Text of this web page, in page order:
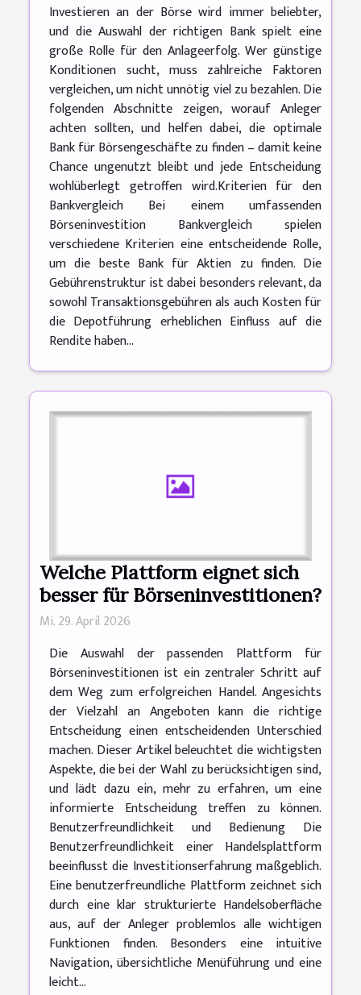
Investieren an der Börse wird immer beliebter,
und die Auswahl der richtigen Bank spielt eine
große Rolle für den Anlageerfolg. Wer günstige
Konditionen sucht, muss zahlreiche Faktoren
vergleichen, um nicht unnötig viel zu bezahlen. Die
folgenden Abschnitte zeigen, worauf Anleger
achten sollten, und helfen dabei, die optimale
Bank für Börsengeschäfte zu finden – damit keine
Chance ungenutzt bleibt und jede Entscheidung
wohlüberlegt getroffen wird.Kriterien für den
Bankvergleich Bei einem umfassenden
Börseninvestition Bankvergleich spielen
verschiedene Kriterien eine entscheidende Rolle,
um die beste Bank für Aktien zu finden. Die
Gebührenstruktur ist dabei besonders relevant, da
sowohl Transaktionsgebühren als auch Kosten für
die Depotführung erheblichen Einfluss auf die
Rendite haben...
Welche Plattform eignet sich
besser für Börseninvestitionen?
Mi. 29. April 2026
Die Auswahl der passenden Plattform für
Börseninvestitionen ist ein zentraler Schritt auf
dem Weg zum erfolgreichen Handel. Angesichts
der Vielzahl an Angeboten kann die richtige
Entscheidung einen entscheidenden Unterschied
machen. Dieser Artikel beleuchtet die wichtigsten
Aspekte, die bei der Wahl zu berücksichtigen sind,
und lädt dazu ein, mehr zu erfahren, um eine
informierte Entscheidung treffen zu können.
Benutzerfreundlichkeit und Bedienung Die
Benutzerfreundlichkeit einer Handelsplattform
beeinflusst die Investitionserfahrung maßgeblich.
Eine benutzerfreundliche Plattform zeichnet sich
durch eine klar strukturierte Handelsoberfläche
aus, auf der Anleger problemlos alle wichtigen
Funktionen finden. Besonders eine intuitive
Navigation, übersichtliche Menüführung und eine
leicht...